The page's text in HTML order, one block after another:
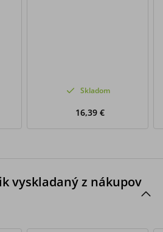
Skladom
16,39 €
vyskladaný z nákupov